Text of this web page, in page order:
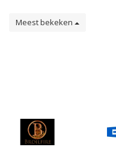
Meest bekeken